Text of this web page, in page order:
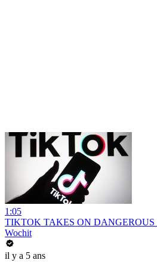
1:05
TIKTOK TAKES ON
Wochit
il y a 5 ans